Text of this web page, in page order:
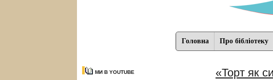
Головна Про бібліотеку
МИ В YOUTUBE «Торт як